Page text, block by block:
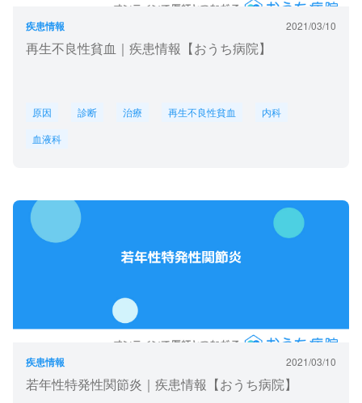
疾患情報 2021/03/10
再生不良性貧血｜疾患情報【おうち病院】
原因 診断 治療 再生不良性貧血
内科
血液科
疾患情報 2021/03/10
若年性特発性関節炎｜疾患情報【おうち病院】